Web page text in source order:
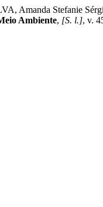
Amanda Stefanie
Ambiente, [S. l.], v.